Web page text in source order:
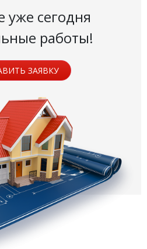
уже сегодня
работы!
ЗАЯВКУ